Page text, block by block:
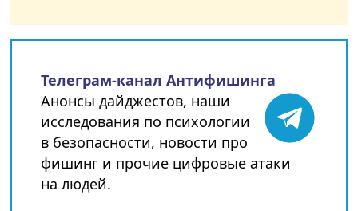
Телеграм-канал Антифишинга
Анонсы дайджестов, наши
исследования по психологии
в безопасности, новости про
фишинг и прочие цифровые атаки
на людей.